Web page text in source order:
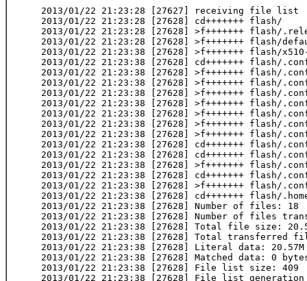
      2013/01/22 21:23:28 [27627] receiving file list
      2013/01/22 21:23:28 [27628] cd+++++++ flash/
2013/01/22 21:23:28 [27628] >f+++++++ flash/
2013/01/22 21:23:28 [27628] >f+++++++ flash/
2013/01/22 21:23:38 [27628] >f+++++++ flash/
2013/01/22 21:23:38 [27628] cd+++++++ flash/
2013/01/22 21:23:38 [27628] >f+++++++ flash/
2013/01/22 21:23:38 [27628] >f+++++++ flash/
2013/01/22 21:23:38 [27628] >f+++++++ flash/
2013/01/22 21:23:38 [27628] >f+++++++ flash/
2013/01/22 21:23:38 [27628] >f+++++++ flash/
2013/01/22 21:23:38 [27628] >f+++++++ flash/
2013/01/22 21:23:38 [27628] >f+++++++ flash/
2013/01/22 21:23:38 [27628] cd+++++++ flash/
2013/01/22 21:23:38 [27628] cd+++++++ flash/
2013/01/22 21:23:38 [27628] >f+++++++ flash/
2013/01/22 21:23:38 [27628] cd+++++++ flash/
2013/01/22 21:23:38 [27628] >f+++++++ flash/
2013/01/22 21:23:38 [27628] cd+++++++ flash/
      2013/01/22 21:23:38 [27628] Number of files: 18
2013/01/22 21:23:38 [27628] Number of files
2013/01/22 21:23:38 [27628] Total file size:
2013/01/22 21:23:38 [27628] Total transferred
2013/01/22 21:23:38 [27628] Literal data: 20.57M
2013/01/22 21:23:38 [27628] Matched data: 0
      2013/01/22 21:23:38 [27628] File list size: 409
2013/01/22 21:23:38 [27628] File list